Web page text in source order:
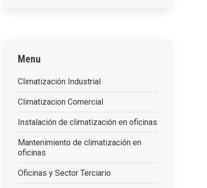
Menu
Climatización Industrial
Climatizacion Comercial
Instalación de climatización en oficinas
Mantenimiento de climatización en
oficinas
Oficinas y Sector Terciario